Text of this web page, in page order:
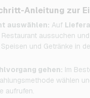
Anleitung zur
auswählen: Auf
aussuchen
und Getränke in
gehen: Im
wählen
aufrufen.